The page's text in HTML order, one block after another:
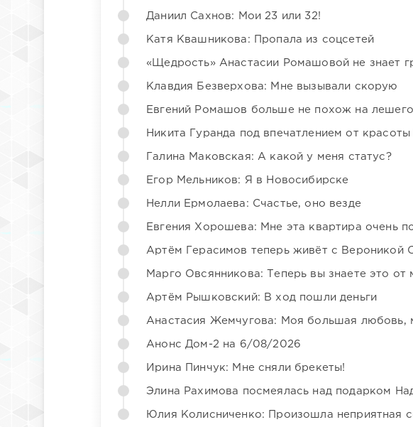
Даниил Сахнов: Мои 23 или 32!
Катя Квашникова: Пропала из соцсетей
«Щедрость» Анастасии Ромашовой не знает
Клавдия Безверхова: Мне вызывали скорую
Евгений Ромашов больше не похож на лешего
Никита Гуранда под впечатлением от
Галина Маковская: А какой у меня статус?
Егор Мельников: Я в Новосибирске
Нелли Ермолаева: Счастье, оно везде
Евгения Хорошева: Мне эта квартира очень
Артём Герасимов теперь живёт с Вероникой
Марго Овсянникова: Теперь вы знаете это от
Артём Рышковский: В ход пошли деньги
Анастасия Жемчугова: Моя большая любовь,
Анонс Дом-2 на 6/08/2026
Ирина Пинчук: Мне сняли брекеты!
Элина Рахимова посмеялась над подарком
Юлия Колисниченко: Произошла неприятная